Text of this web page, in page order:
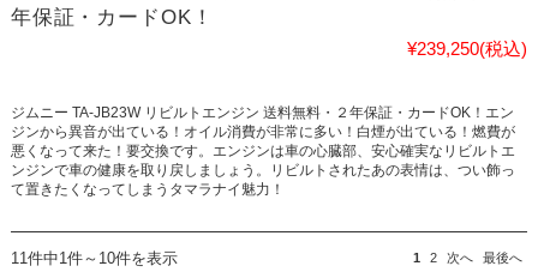
年保証・カードOK！
¥239,250(税込)
ジムニー TA-JB23W リビルトエンジン 送料無料・２年保証・カードOK！エン
ジンから異音が出ている！オイル消費が非常に多い！白煙が出ている！燃費が
悪くなって来た！要交換です。エンジンは車の心臓部、安心確実なリビルトエ
ンジンで車の健康を取り戻しましょう。リビルトされたあの表情は、つい飾っ
て置きたくなってしまうタマラナイ魅力！
11件中1件～10件を表示 1 2 次へ 最後へ